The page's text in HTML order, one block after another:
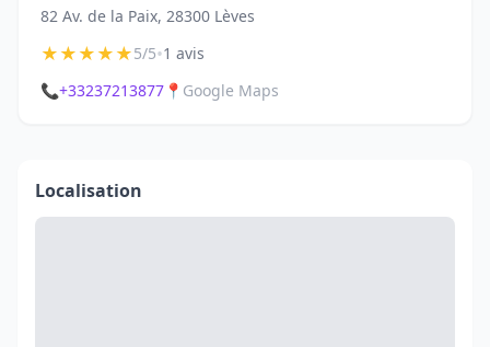
82 Av. de la Paix, 28300 Lèves
★★★★★5/5•1 avis
📞+33237213877 📍 Google Maps
Localisation